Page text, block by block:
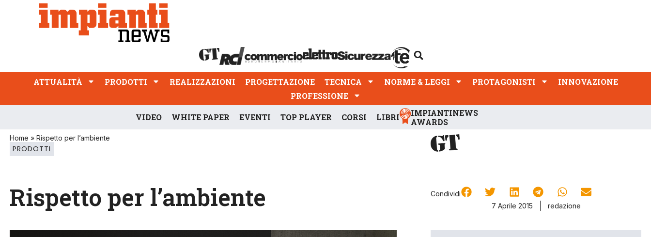
ATTUALITÀ PRODOTTI REALIZZAZIONI
PROFESSIONE
ATTUALITÀ PRODOTTI REALIZZAZIONI PROGETTAZIONE TECNICA NORME & LEGGI PROTAGONISTI
INNOVAZIONE
PROFESSIONE
VIDEO WHITE PAPER EVENTI TOP PLAYER CORSI LIBRI
IMPIANTINEWS
AWARDS
Home » Rispetto per l’ambiente
PRODOTTI
Rispetto per l’ambiente
Condividi
7 Aprile 2015
redazione